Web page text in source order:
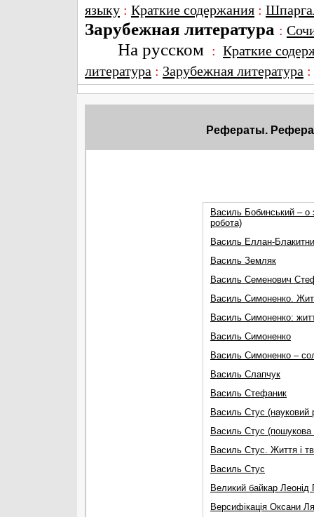
языку : Краткие содержания :
Зарубежная литература :
На русском : Краткие
литература : Зарубежная литература
Рефераты.
Василь Бобинський – о
робота)
Василь Еллан-
Василь Земляк
Василь Семенович
Василь Симоненко.
Василь Симоненко:
Василь Симоненко
Василь Симоненко –
Василь Слапчук
Василь Стефаник
Василь Стус (науковий
Василь Стус (пошукова
Василь Стус. Життя і
Василь Стус
Великий байкар Леонід
Версифікація Оксани